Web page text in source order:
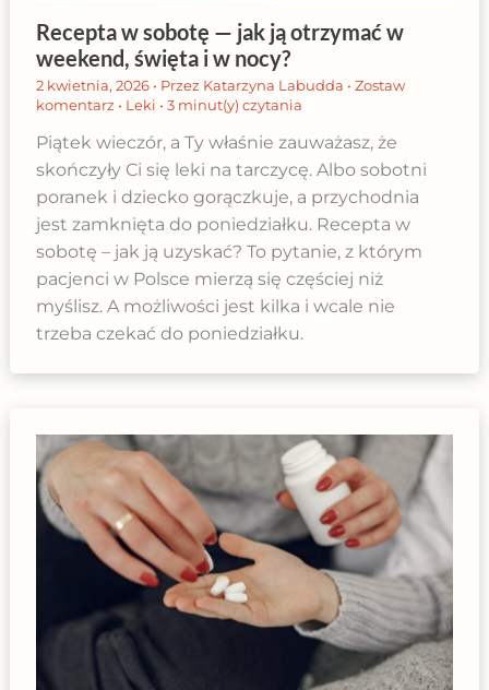
Recepta w sobotę — jak ją otrzymać w
weekend, święta i w nocy?
2 kwietnia, 2026 • Przez Katarzyna Labudda • Zostaw
komentarz • Leki • 3 minut(y) czytania
Piątek wieczór, a Ty właśnie zauważasz, że
skończyły Ci się leki na tarczycę. Albo sobotni
poranek i dziecko gorączkuje, a przychodnia
jest zamknięta do poniedziałku. Recepta w
sobotę – jak ją uzyskać? To pytanie, z którym
pacjenci w Polsce mierzą się częściej niż
myślisz. A możliwości jest kilka i wcale nie
trzeba czekać do poniedziałku.